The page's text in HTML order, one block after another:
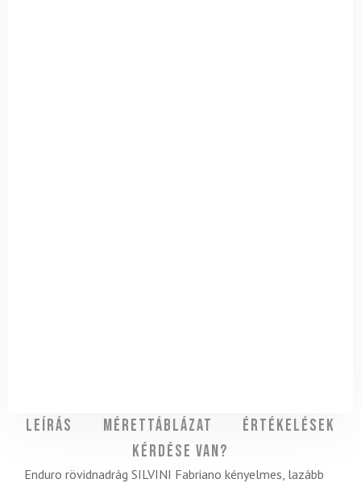
Leírás Mérettáblázat
Értékelések
Kérdése van?
Enduro rövidnadrág SILVINI Fabriano kényelmes, lazább